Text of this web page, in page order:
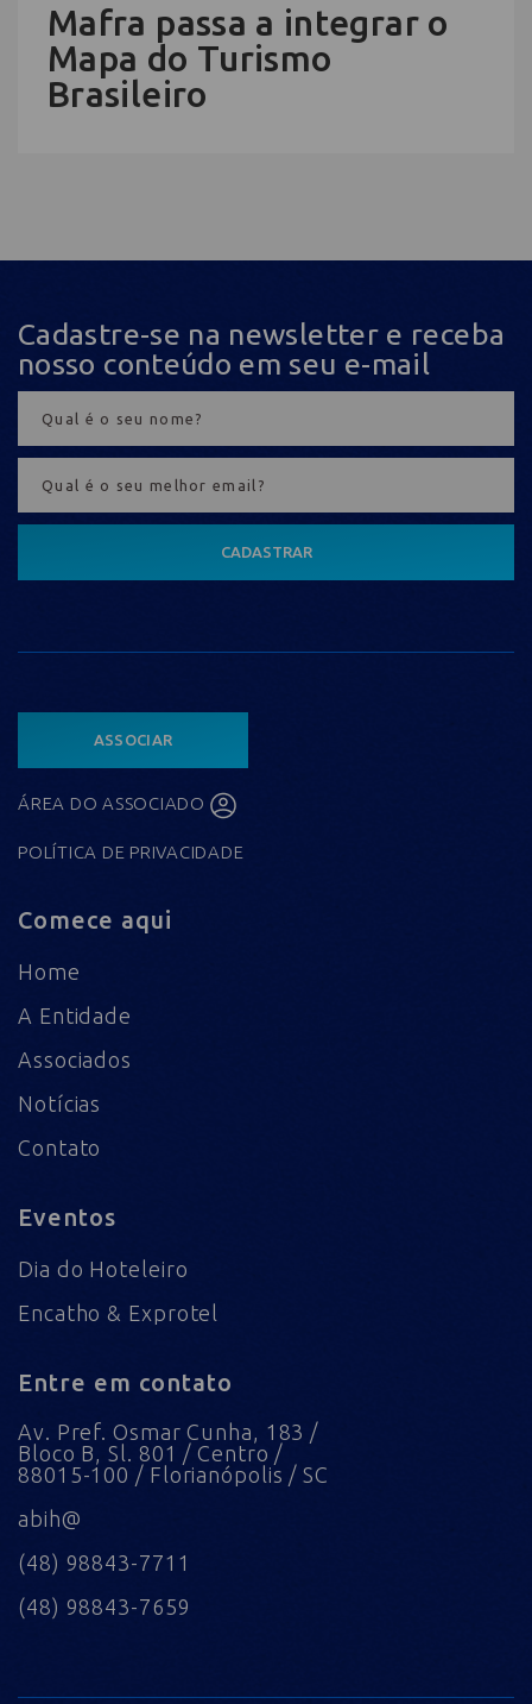
Mafra passa a integrar o
Mapa do Turismo
Brasileiro
Cadastre-se na newsletter e receba
nosso conteúdo em seu e-mail
CADASTRAR
ASSOCIAR
ÁREA DO ASSOCIADO
POLÍTICA DE PRIVACIDADE
Comece aqui
Home
A Entidade
Associados
Notícias
Contato
Eventos
Dia do Hoteleiro
Encatho & Exprotel
Entre em contato
Av. Pref. Osmar Cunha, 183 /
Bloco B, Sl. 801 / Centro /
88015-100 / Florianópolis / SC
abih@
(48) 98843-7711
(48) 98843-7659